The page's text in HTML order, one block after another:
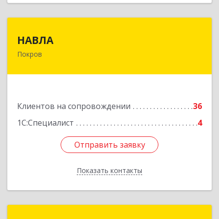
НАВЛА
Покров
Клиентов на сопровождении
36
1С:Специалист
4
Отправить заявку
Показать контакты
601120, Владимирская обл, Петушинский р-н,
Отправить заявку
Назад